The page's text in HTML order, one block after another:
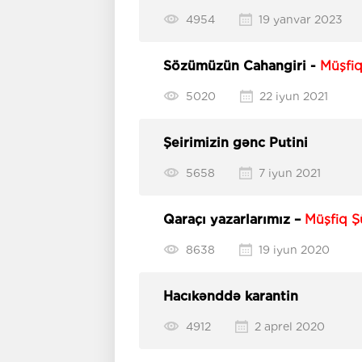
4954 19 yanvar 2023
Sözümüzün Cahangiri -
5020 22 iyun 2021
Şeirimizin gənc Putini
5658 7 iyun 2021
Qaraçı yazarlarımız – Müşfiq
8638 19 iyun 2020
Hacıkənddə karantin
4912 2 aprel 2020